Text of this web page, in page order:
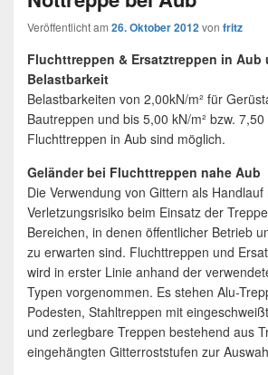
Veröffentlicht am 26. Oktober 2012von fritz
Fluchttreppen & Ersatztreppen in Aub
Belastbarkeit
Belastbarkeiten von 2,00kN/m² für
Bautreppen und bis 5,00 kN/m² bzw. 7,50
Fluchttreppen in Aub sind möglich.
Geländer bei Fluchttreppen nahe Aub
Die Verwendung von Gittern als
Verletzungsrisiko beim Einsatz der
Bereichen, in denen öffentlicher Betrieb
zu erwarten sind. Fluchttreppen und
wird in erster Linie anhand der
Typen vorgenommen. Es stehen Alu-
Podesten, Stahltreppen mit
und zerlegbare Treppen bestehend aus
eingehängten Gitterroststufen zur